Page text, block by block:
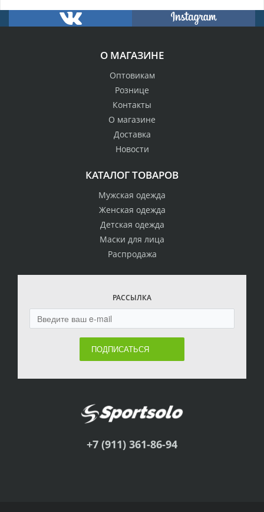
О МАГАЗИНЕ
Оптовикам
Рознице
Контакты
О магазине
Доставка
Новости
КАТАЛОГ ТОВАРОВ
Мужская одежда
Женская одежда
Детская одежда
Маски для лица
Распродажа
РАССЫЛКА
ПОДПИСАТЬСЯ
+7 (911) 361-86-94